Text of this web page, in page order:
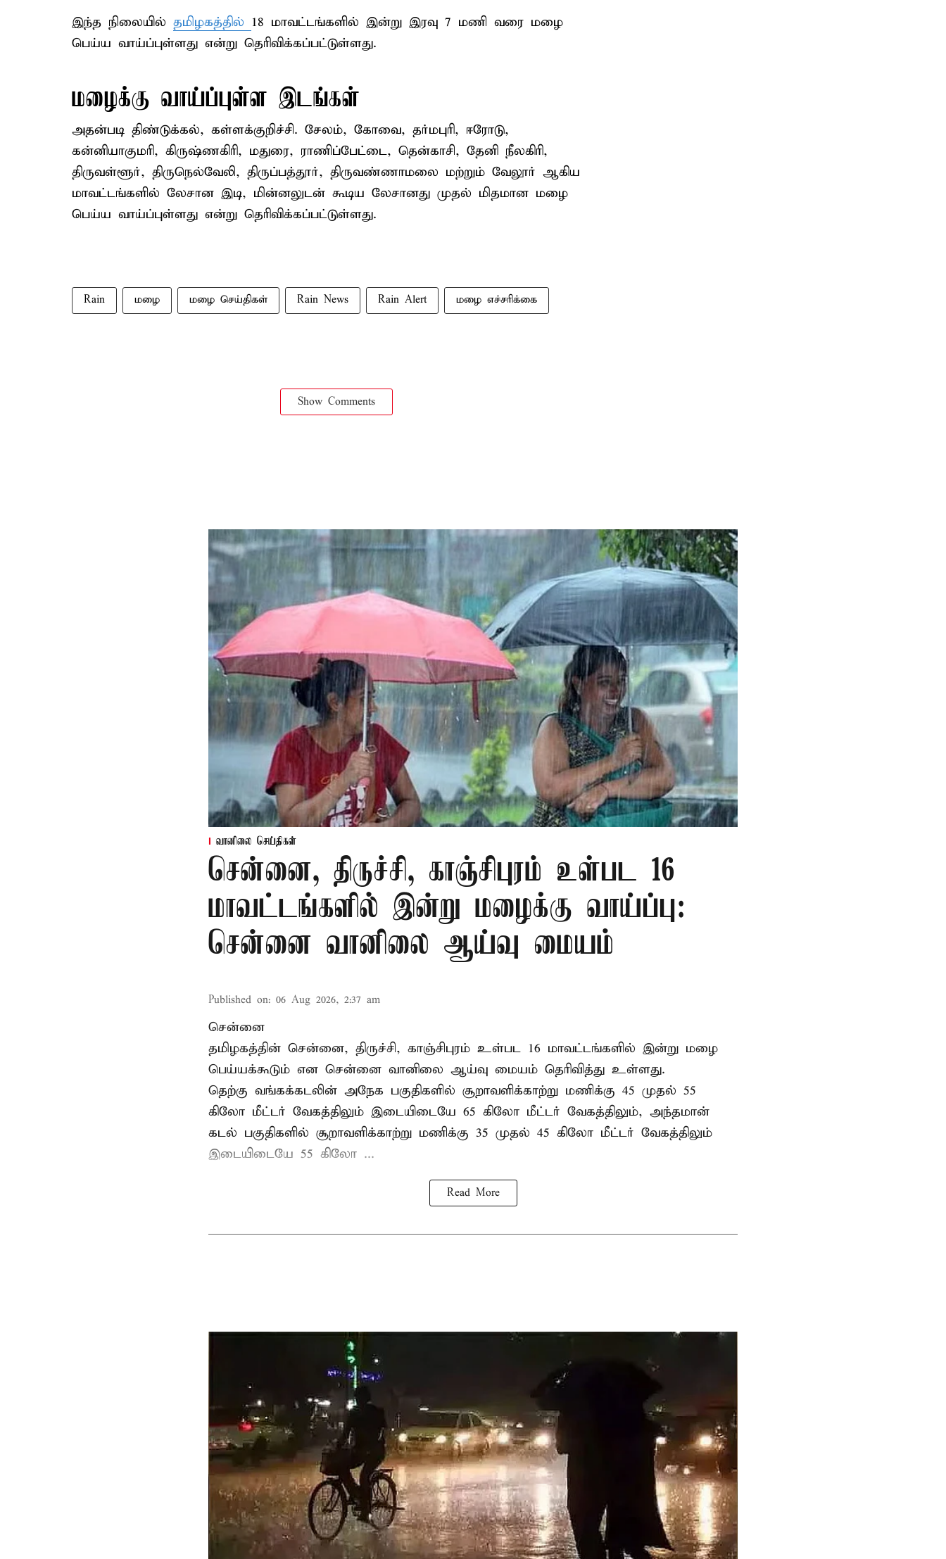
இந்த நிலையில் தமிழகத்தில் 18 மாவட்டங்களில் இன்று இரவு 7 மணி வரை மழை
பெய்ய வாய்ப்புள்ளது என்று தெரிவிக்கப்பட்டுள்ளது.
மழைக்கு வாய்ப்புள்ள இடங்கள்
அதன்படி திண்டுக்கல், கள்ளக்குறிச்சி. சேலம், கோவை, தர்மபுரி, ஈரோடு,
கன்னியாகுமரி, கிருஷ்ணகிரி, மதுரை, ராணிப்பேட்டை, தென்காசி, தேனி நீலகிரி,
திருவள்ளூர், திருநெல்வேலி, திருப்பத்தூர், திருவண்ணாமலை மற்றும் வேலூர் ஆகிய
மாவட்டங்களில் லேசான இடி, மின்னலுடன் கூடிய லேசானது முதல் மிதமான மழை
பெய்ய வாய்ப்புள்ளது என்று தெரிவிக்கப்பட்டுள்ளது.
Rain மழை மழை செய்திகள் Rain News Rain Alert மழை எச்சரிக்கை
Show Comments
வானிலை செய்திகள்
சென்னை, திருச்சி, காஞ்சிபுரம் உள்பட 16
மாவட்டங்களில் இன்று மழைக்கு வாய்ப்பு:
சென்னை வானிலை ஆய்வு மையம்
Published on: 06 Aug 2026, 2:37 am
சென்னை
தமிழகத்தின் சென்னை, திருச்சி, காஞ்சிபுரம் உள்பட 16 மாவட்டங்களில் இன்று மழை
பெய்யக்கூடும் என சென்னை வானிலை ஆய்வு மையம் தெரிவித்து உள்ளது.
தெற்கு வங்கக்கடலின் அநேக பகுதிகளில் சூறாவளிக்காற்று மணிக்கு 45 முதல் 55
கிலோ மீட்டர் வேகத்திலும் இடையிடையே 65 கிலோ மீட்டர் வேகத்திலும், அந்தமான்
கடல் பகுதிகளில் சூறாவளிக்காற்று மணிக்கு 35 முதல் 45 கிலோ மீட்டர் வேகத்திலும்
இடையிடையே 55 கிலோ ...
Read More